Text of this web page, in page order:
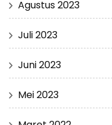
Agustus 2023
Juli 2023
Juni 2023
Mei 2023